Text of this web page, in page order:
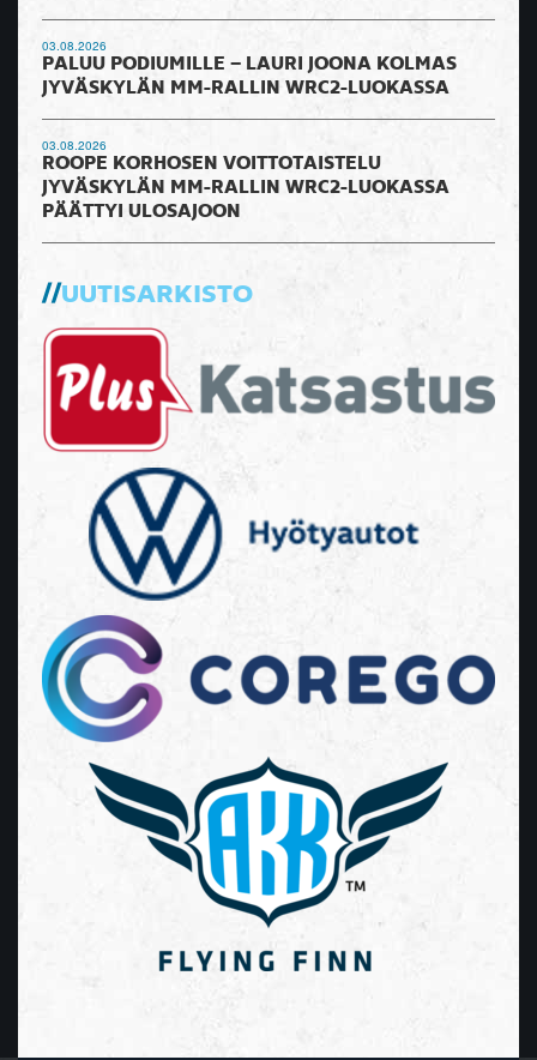
03.08.2026
PALUU PODIUMILLE – LAURI JOONA KOLMAS
JYVÄSKYLÄN MM-RALLIN WRC2-LUOKASSA
03.08.2026
ROOPE KORHOSEN VOITTOTAISTELU
JYVÄSKYLÄN MM-RALLIN WRC2-LUOKASSA
PÄÄTTYI ULOSAJOON
UUTISARKISTO